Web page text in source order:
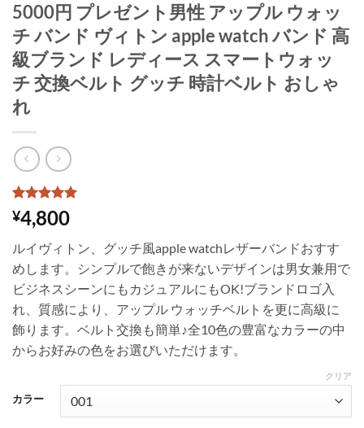
5000円 プレゼント男性 アップル ウォッ
チ バンド ヴィトン apple watch バンド 高
級ブランド レディース スマートウォッ
チ 交換ベルト グッチ 時計ベルト おしゃ
れ
1
件の利用者
評価に基づ
価のうち、
5点
¥4,800
ルイヴィトン、グッチ風apple watchレザーバンドおすす
めします。シンプルで飽きが来ないデザインは男女兼用で
ビジネスシーンにもカジュアルにもOK!ブランドロゴ入
れ、質感により、アップル ウォッチベルトを更に高級に
飾ります。ベルト交換も簡単♪全10色の豊富なカラーの中
からお好みの色をお選びいただけます。
カラー
クリア